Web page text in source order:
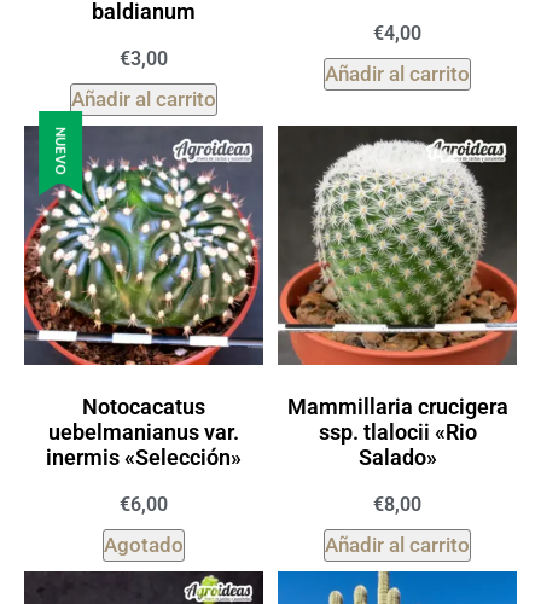
baldianum
€3,00
Añadir al carrito
€4,00
Añadir al carrito
NUEVO
Notocacatus
uebelmanianus var.
inermis «Selección»
€6,00
Agotado
Mammillaria crucigera
ssp. tlalocii «Rio
Salado»
€8,00
Añadir al carrito